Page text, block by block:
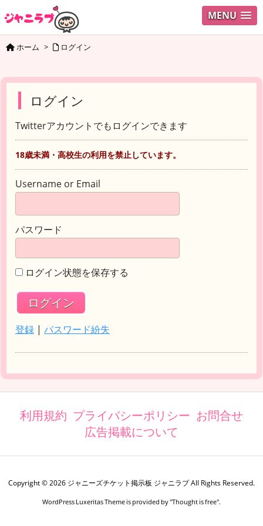
MENU
ホーム > ログイン
ログイン
Twitterアカウントでもログインできます
18歳未満・高校生の利用を禁止しています。
Username or Email
パスワード
ログイン状態を保存する
登録 | パスワード紛失
利用規約 プライバシーポリシー お問合せ
広告掲載について
Copyright ©2026 ジャニーズチケット掲示板 ジャニラブAll Rights Reserved.
WordPress Luxeritas Theme is provided by "Thought is free".